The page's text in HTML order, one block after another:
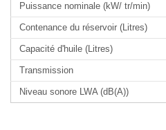
Puissance nominale (kW/ tr/min)
Contenance du réservoir (Litres)
Capacité d'huile (Litres)
Transmission
Niveau sonore LWA (dB(A))